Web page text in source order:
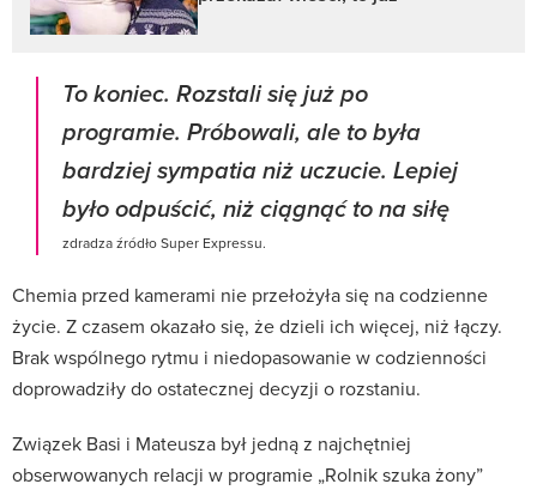
To koniec. Rozstali się już po
programie. Próbowali, ale to była
bardziej sympatia niż uczucie. Lepiej
było odpuścić, niż ciągnąć to na siłę
zdradza źródło Super Expressu.
Chemia przed kamerami nie przełożyła się na codzienne
życie. Z czasem okazało się, że dzieli ich więcej, niż łączy.
Brak wspólnego rytmu i niedopasowanie w codzienności
doprowadziły do ostatecznej decyzji o rozstaniu.
Związek Basi i Mateusza był jedną z najchętniej
obserwowanych relacji w programie „Rolnik szuka żony”